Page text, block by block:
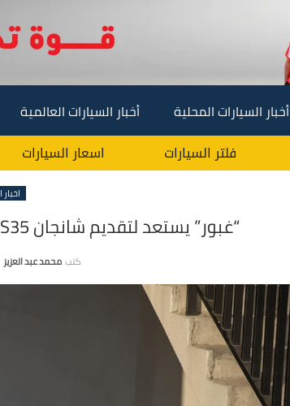
أخبار السيارات المحلية أخبار السيارات العالمية
فلتر السيارات اسعار السيارات
“غبور” يستعد لتقديم شانجان CS35 بلس الجديدة 2022 كُليًا في مصر
كتب محمد عبد العزيز